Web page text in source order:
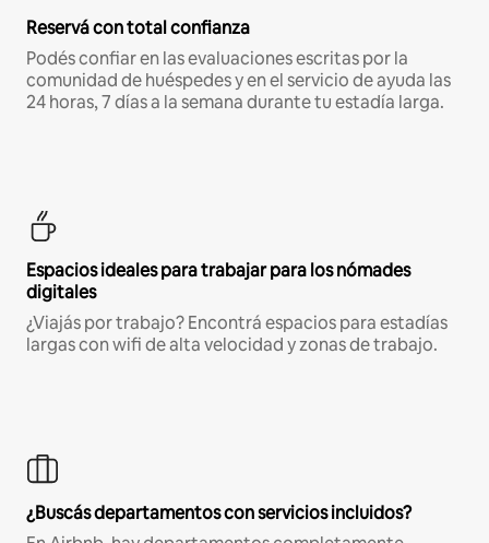
Reservá con total confianza
Podés confiar en las evaluaciones escritas por la
comunidad de huéspedes y en el servicio de ayuda las
24 horas, 7 días a la semana durante tu estadía larga.
Espacios ideales para trabajar para los nómades
digitales
¿Viajás por trabajo? Encontrá espacios para estadías
largas con wifi de alta velocidad y zonas de trabajo.
¿Buscás departamentos con servicios incluidos?